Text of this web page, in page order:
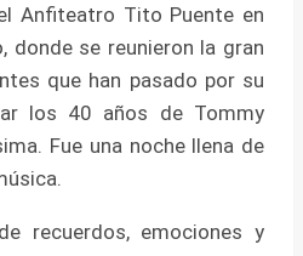
Anfiteatro Tito Puente en
donde se reunieron la gran
que han pasado por su
los 40 años de Tommy
Fue una noche llena de
recuerdos, emociones y